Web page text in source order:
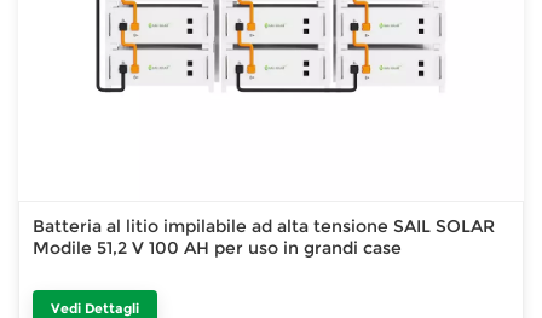
Batteria al litio impilabile ad alta tensione SAIL SOLAR
Modile 51,2 V 100 AH per uso in grandi case
Vedi Dettagli